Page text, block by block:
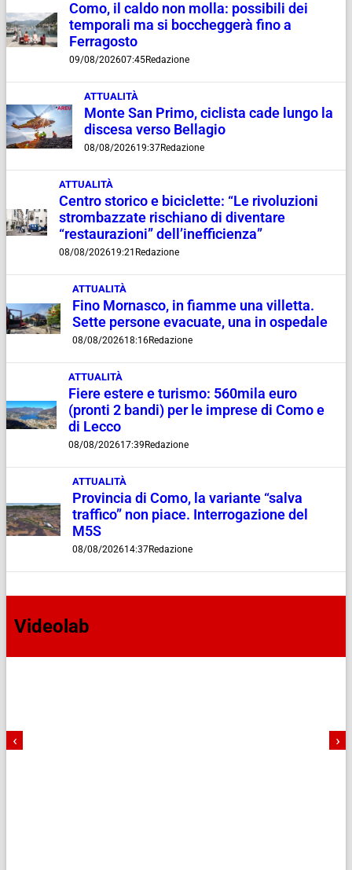
Como, il caldo non molla: possibili dei
temporali ma si boccheggerà fino a
Ferragosto
09/08/202607:45Redazione
ATTUALITÀ
Monte San Primo, ciclista cade lungo la
discesa verso Bellagio
08/08/202619:37Redazione
ATTUALITÀ
Centro storico e biciclette: “Le rivoluzioni
strombazzate rischiano di diventare
“restaurazioni” dell’inefficienza”
08/08/202619:21 Redazione
ATTUALITÀ
Fino Mornasco, in fiamme una villetta.
Sette persone evacuate, una in ospedale
08/08/202618:16Redazione
ATTUALITÀ
Fiere estere e turismo: 560mila euro
(pronti 2 bandi) per le imprese di Como e
di Lecco
08/08/202617:39 Redazione
ATTUALITÀ
Provincia di Como, la variante “salva
traffico” non piace. Interrogazione del
M5S
08/08/202614:37Redazione
Videolab
‹ ›